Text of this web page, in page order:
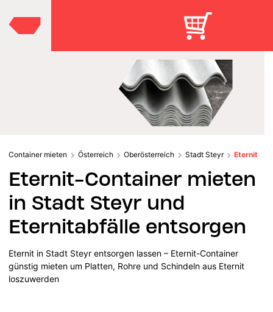
Container mieten Österreich Oberösterreich Stadt Steyr Eternit
Eternit-Container mieten
in Stadt Steyr und
Eternitabfälle entsorgen
Eternit in Stadt Steyr entsorgen lassen – Eternit-Container
günstig mieten um Platten, Rohre und Schindeln aus Eternit
loszuwerden